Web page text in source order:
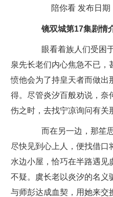
陪你看 发布日
镜双城第17集剧情
眼看着族人们受困于
泉先长老们内心焦急不已，
愤他会为了持皇天者而做出
得。尽管炎汐百般劝说，奈
伤之时，去找宁凉询问有关
而在另一边，那笙思
尽快见到心上人，便找借口
水边小屋，恰巧在半路遇见
不疑。虞长老以炎汐的名义
与师彭达成血契，用她来交